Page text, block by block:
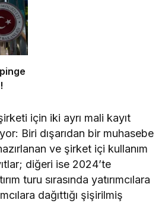
için iki ayrı mali kayıt
Biri dışarıdan bir muhasebe
ve şirket içi kullanım
diğeri ise 2024’te
turu sırasında yatırımcılara
dağıttığı şişirilmiş